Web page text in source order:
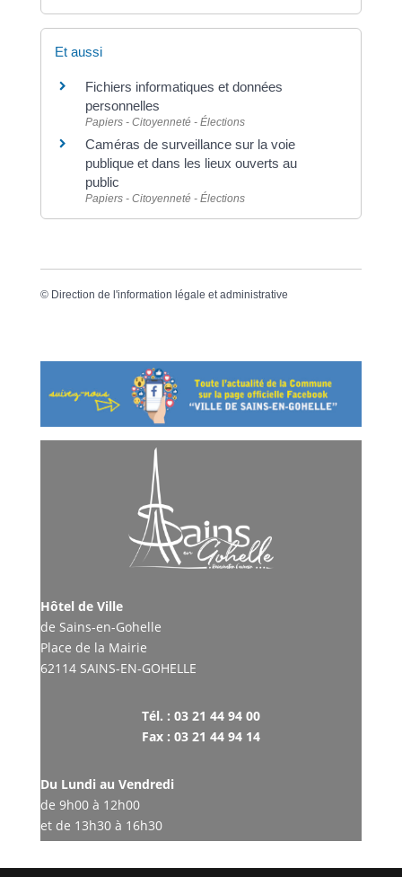
Et aussi
Fichiers informatiques et données
personnelles
Papiers - Citoyenneté - Élections
Caméras de surveillance sur la voie
publique et dans les lieux ouverts au
public
Papiers - Citoyenneté - Élections
© Direction de l'information légale et administrative
Hôtel de Ville
de Sains-en-Gohelle
Place de la Mairie
62114 SAINS-EN-GOHELLE
Tél. : 03 21 44 94 00
Fax : 03 21 44 94 14
Du Lundi au Vendredi
de 9h00 à 12h00
et de 13h30 à 16h30